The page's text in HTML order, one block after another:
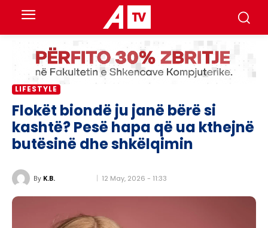
LIFESTYLE
Flokët biondë ju janë bërë si
kashtë? Pesë hapa që ua kthejnë
butësinë dhe shkëlqimin
By K.B. 12 May, 2026 - 11:33